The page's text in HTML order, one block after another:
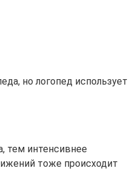
но логопед использует
тем интенсивнее
тоже происходит